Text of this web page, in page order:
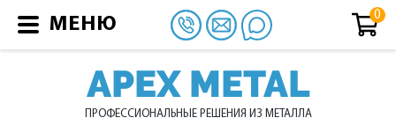
APEX METAL
ПРОФЕССИОНАЛЬНЫЕ РЕШЕНИЯ ИЗ МЕТАЛЛА
МЕНЮ